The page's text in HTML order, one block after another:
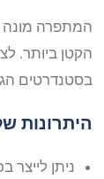
המתפרה מונה
הקטן ביותר.
בסטנדרטים
היתרונות
ניתן לייצר